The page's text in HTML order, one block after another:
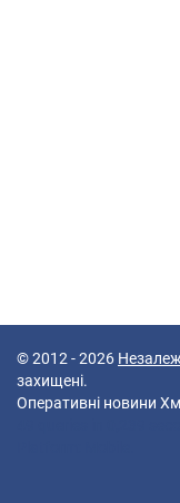
© 2012 - 2026
захищені.
Оперативні новини